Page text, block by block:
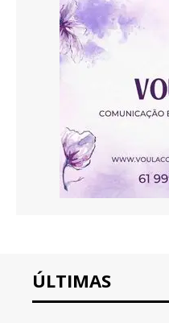
ÚLTIMAS